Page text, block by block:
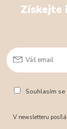
Získejte
Souhlasím se
V newsletteru